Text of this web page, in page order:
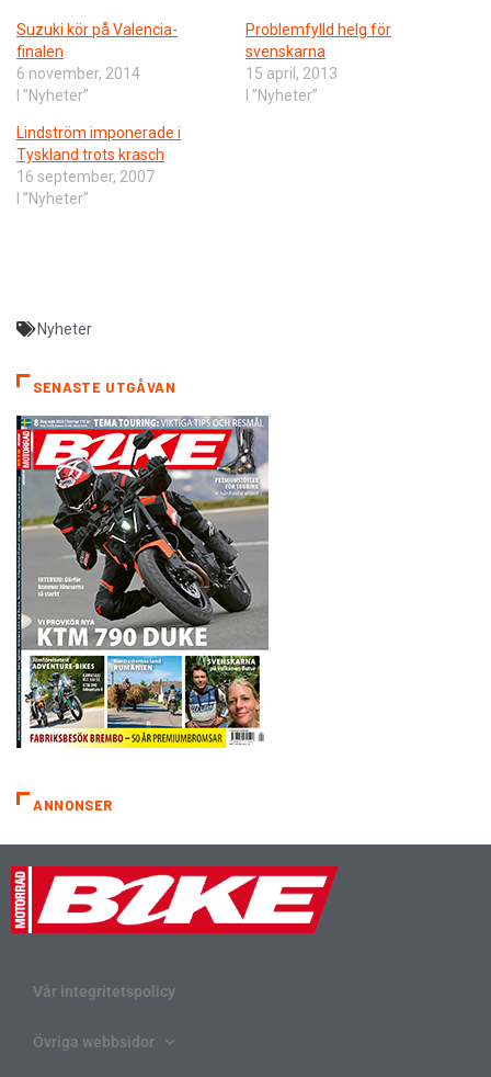
Suzuki kör på Valencia-
finalen
6 november, 2014
I ”Nyheter”
Problemfylld helg för
svenskarna
15 april, 2013
I ”Nyheter”
Lindström imponerade i
Tyskland trots krasch
16 september, 2007
I ”Nyheter”
Nyheter
SENASTE UTGÅVAN
ANNONSER
Vår integritetspolicy
Övriga webbsidor